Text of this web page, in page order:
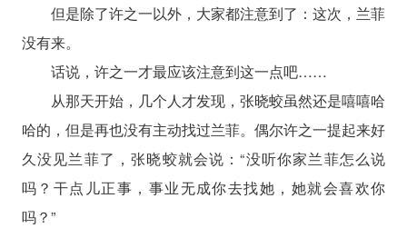
但是除了许之一以外，大家都注意到了：这次，兰菲
没有来。
话说，许之一才最应该注意到这一点吧……
从那天开始，几个人才发现，张晓蛟虽然还是嘻嘻哈
哈的，但是再也没有主动找过兰菲。偶尔许之一提起来好
久没见兰菲了，张晓蛟就会说：“没听你家兰菲怎么说
吗？干点儿正事，事业无成你去找她，她就会喜欢你
吗？”